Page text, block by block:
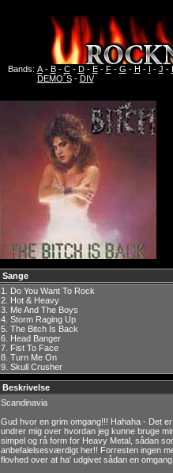
Bands: A- B- C- D- E- F- G - H - I - J -
DEMO´S- DIV
Sange
1. Do You Want To Rock
2. Hot & Heavy
3. Me And The Boys
4. Storm Raging Up
5. The Bitch Is Back
6. Head Banger
7. Fist To Face
8. Turn Me On
9. Skull Crusher
Beskrivelse
Scandinavia
Gud hvor en grim omgang!!! Hahaha - Det
undrer mig over hvordan jeg kunne bruge
simpel og rå form for Heavy Metal, sådan
anbefalelsesværdigt her!! Forresten ingen
flovhed over at ha' udgivet sådan en